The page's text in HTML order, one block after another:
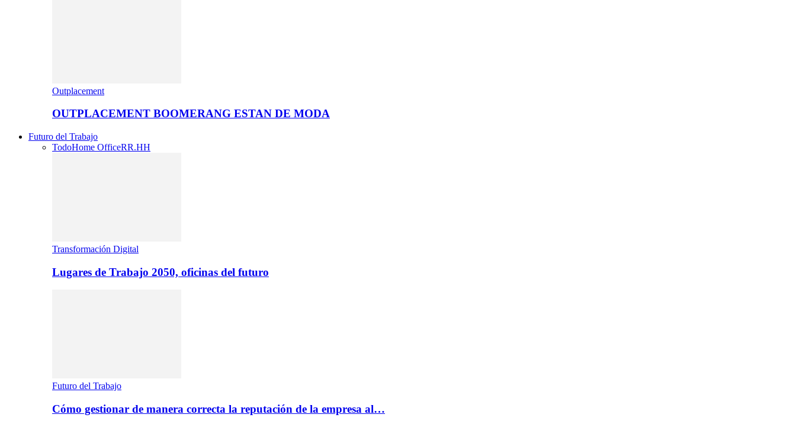
Outplacement
OUTPLACEMENT BOOMERANG ESTAN DE MODA
Futuro del Trabajo
TodoHome OfficeRR.HH
Transformación Digital
Lugares de Trabajo 2050, oficinas del futuro
Futuro del Trabajo
Cómo gestionar de manera correcta la reputación de la empresa al…